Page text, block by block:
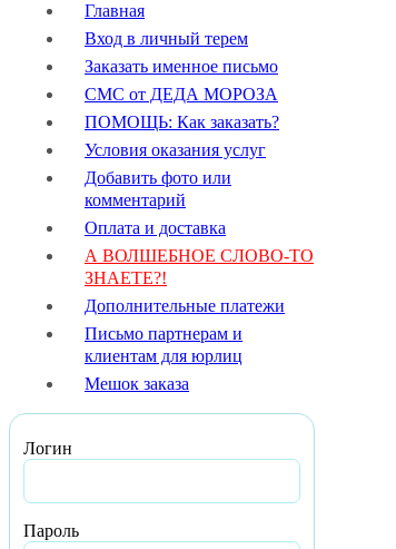
Главная
Вход в личный терем
Заказать именное письмо
СМС от ДЕДА МОРОЗА
ПОМОЩЬ: Как заказать?
Условия оказания услуг
Добавить фото или
комментарий
Оплата и доставка
А ВОЛШЕБНОЕ СЛОВО-ТО
ЗНАЕТЕ?!
Дополнительные платежи
Письмо партнерам и
клиентам для юрлиц
Мешок заказа
Логин
Пароль